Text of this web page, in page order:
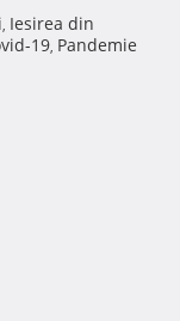
, Iesirea din
19, Pandemie